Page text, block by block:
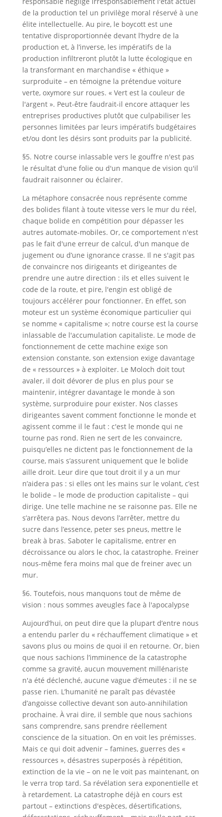
de la production tel un privilège moral réservé à une
élite intellectuelle. Au pire, le boycott est une
tentative disproportionnée devant l’hydre de la
production et, à l’inverse, les impératifs de la
production infiltreront plutôt la lutte écologique en
la transformant en marchandise « éthique »
surproduite – en témoigne la prétendue voiture
verte, oxymore sur roues. « Vert est la couleur de
l'argent ». Peut-être faudrait-il encore attaquer les
entreprises productives plutôt que culpabiliser les
personnes limitées par leurs impératifs budgétaires
et/ou dont les désirs sont produits par la publicité.
§5. Notre course inlassable vers le gouffre n'est pas
le résultat d'une folie ou d'un manque de vision qu'il
faudrait raisonner ou éclairer.
La métaphore consacrée nous représente comme
des bolides filant à toute vitesse vers le mur du réel,
chaque bolide en compétition pour dépasser les
autres automate-mobiles. Or, ce comportement n'est
pas le fait d'une erreur de calcul, d'un manque de
jugement ou d’une ignorance crasse. Il ne s'agit pas
de convaincre nos dirigeants et dirigeantes de
prendre une autre direction : ils et elles suivent le
code de la route, et pire, l'engin est obligé de
toujours accélérer pour fonctionner. En effet, son
moteur est un système économique particulier qui
se nomme « capitalisme »; notre course est la course
inlassable de l'accumulation capitaliste. Le mode de
fonctionnement de cette machine exige son
extension constante, son extension exige davantage
de « ressources » à exploiter. Le Moloch doit tout
avaler, il doit dévorer de plus en plus pour se
maintenir, intégrer davantage le monde à son
système, surproduire pour exister. Nos classes
dirigeantes savent comment fonctionne le monde et
agissent comme il le faut : c'est le monde qui ne
tourne pas rond. Rien ne sert de les convaincre,
puisqu’elles ne dictent pas le fonctionnement de la
course, mais s’assurent uniquement que le bolide
aille droit. Leur dire que tout droit il y a un mur
n’aidera pas : si elles ont les mains sur le volant, c’est
le bolide – le mode de production capitaliste – qui
dirige. Une telle machine ne se raisonne pas. Elle ne
s’arrêtera pas. Nous devons l’arrêter, mettre du
sucre dans l’essence, peter ses pneus, mettre le
break à bras. Saboter le capitalisme, entrer en
décroissance ou alors le choc, la catastrophe. Freiner
nous-même fera moins mal que de freiner avec un
mur.
§6. Toutefois, nous manquons tout de même de
vision : nous sommes aveugles face à l'apocalypse
Aujourd’hui, on peut dire que la plupart d’entre nous
a entendu parler du « réchauffement climatique » et
savons plus ou moins de quoi il en retourne. Or, bien
que nous sachions l’imminence de la catastrophe
comme sa gravité, aucun mouvement millénariste
n'a été déclenché, aucune vague d’émeutes : il ne se
passe rien. L’humanité ne paraît pas dévastée
d’angoisse collective devant son auto-annihilation
prochaine. À vrai dire, il semble que nous sachions
sans comprendre, sans prendre réellement
conscience de la situation. On en voit les prémisses.
Mais ce qui doit advenir – famines, guerres des «
ressources », désastres superposés à répétition,
extinction de la vie – on ne le voit pas maintenant, on
le verra trop tard. Sa révélation sera exponentielle et
à retardement. La catastrophe déjà en cours est
partout – extinctions d'espèces, désertifications,